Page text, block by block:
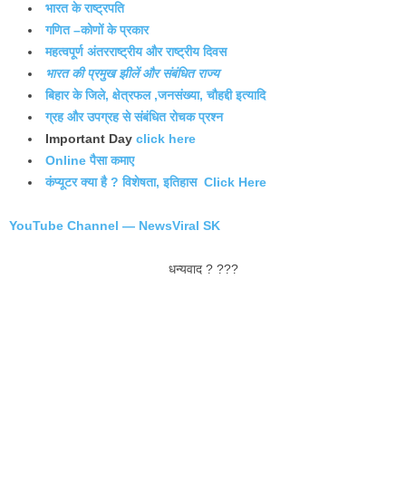
भारत के राष्ट्रपति
गणित –कोणों के प्रकार
महत्वपूर्ण अंतरराष्ट्रीय और राष्ट्रीय दिवस
भारत की प्रमुख झीलें और संबंधित राज्य
बिहार के जिले, क्षेत्रफल ,जनसंख्या, चौहद्दी इत्यादि
ग्रह और उपग्रह से संबंधित रोचक प्रश्न
Important Day click here
Online पैसा कमाए
कंप्यूटर क्या है ? विशेषता, इतिहास Click Here
YouTube Channel — NewsViral SK
धन्यवाद ? ???